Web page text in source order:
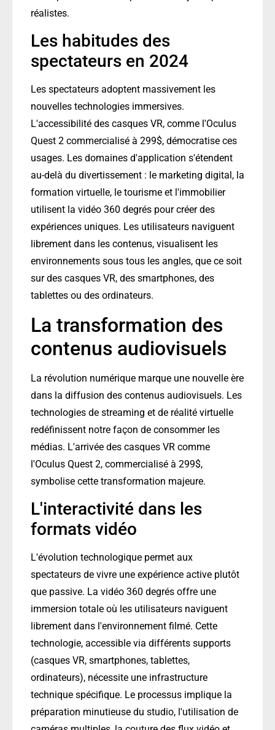
réalistes.
Les habitudes des
spectateurs en 2024
Les spectateurs adoptent massivement les
nouvelles technologies immersives.
L'accessibilité des casques VR, comme l'Oculus
Quest 2 commercialisé à 299$, démocratise ces
usages. Les domaines d'application s'étendent
au-delà du divertissement : le marketing digital, la
formation virtuelle, le tourisme et l'immobilier
utilisent la vidéo 360 degrés pour créer des
expériences uniques. Les utilisateurs naviguent
librement dans les contenus, visualisent les
environnements sous tous les angles, que ce soit
sur des casques VR, des smartphones, des
tablettes ou des ordinateurs.
La transformation des
contenus audiovisuels
La révolution numérique marque une nouvelle ère
dans la diffusion des contenus audiovisuels. Les
technologies de streaming et de réalité virtuelle
redéfinissent notre façon de consommer les
médias. L'arrivée des casques VR comme
l'Oculus Quest 2, commercialisé à 299$,
symbolise cette transformation majeure.
L'interactivité dans les
formats vidéo
L'évolution technologique permet aux
spectateurs de vivre une expérience active plutôt
que passive. La vidéo 360 degrés offre une
immersion totale où les utilisateurs naviguent
librement dans l'environnement filmé. Cette
technologie, accessible via différents supports
(casques VR, smartphones, tablettes,
ordinateurs), nécessite une infrastructure
technique spécifique. Le processus implique la
préparation minutieuse du studio, l'utilisation de